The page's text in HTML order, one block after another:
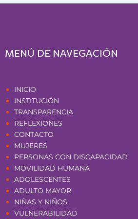
MENÚ DE NAVEGACIÓN
INICIO
INSTITUCIÓN
TRANSPARENCIA
REFLEXIONES
CONTACTO
MUJERES
PERSONAS CON DISCAPACIDAD
MOVILIDAD HUMANA
ADOLESCENTES
ADULTO MAYOR
NIÑAS Y NIÑOS
VULNERABILIDAD